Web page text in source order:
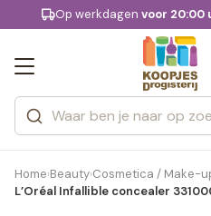
Gratis
KD.
extra
Op werkdagenvoor 20:00
Zoeken
Categorieën
Merken
Home›Beauty›Cosmetica / Make-
L’Oréal Infallible concealer